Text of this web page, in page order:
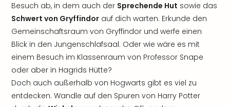
Besuch ab, in dem auch der Sprechende Hut sowie das
Schwert von Gryffindor auf dich warten. Erkunde den
Gemeinschaftsraum von Gryffindor und werfe einen
Blick in den Jungenschlafsaal. Oder wie wäre es mit
einem Besuch im Klassenraum von Professor Snape
oder aber in Hagrids Hütte?
Doch auch außerhalb von Hogwarts gibt es viel zu
entdecken. Wandle auf den Spuren von Harry Potter